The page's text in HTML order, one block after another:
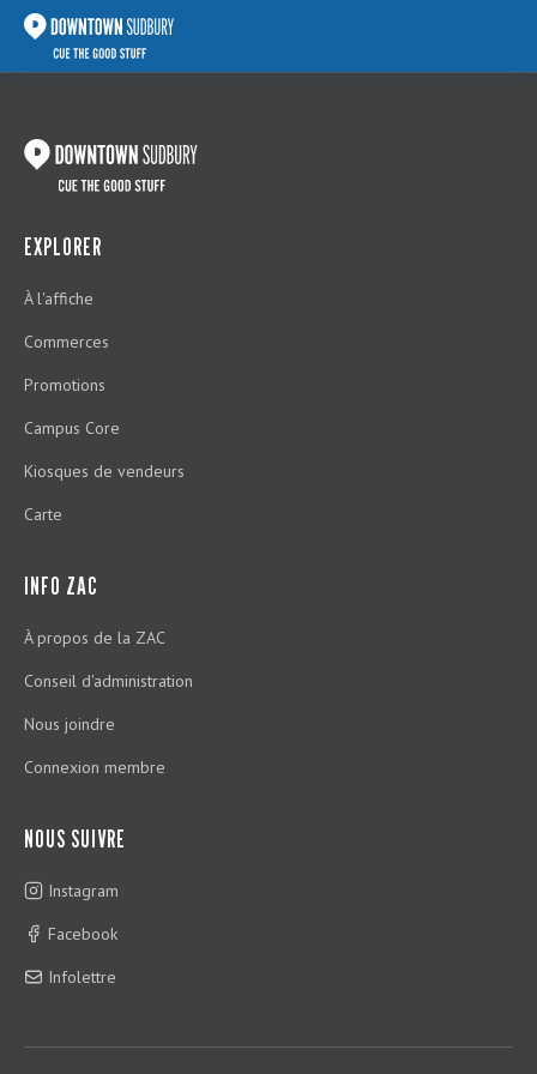
EXPLORER
À l'affiche
Commerces
Promotions
Campus Core
Kiosques de vendeurs
Carte
INFO ZAC
À propos de la ZAC
Conseil d'administration
Nous joindre
Connexion membre
NOUS SUIVRE
Instagram
Facebook
Infolettre